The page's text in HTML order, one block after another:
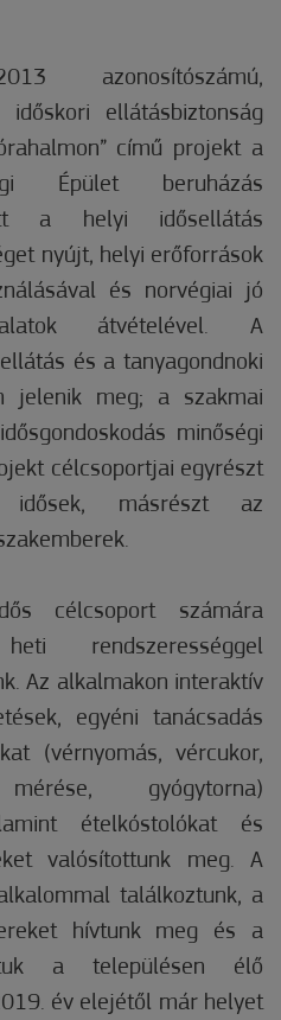
azonosítószámú,
időskori ellátásbiztonság
című projekt a
Épület beruházás
a helyi idősellátás
nyújt, helyi erőforrások
és norvégiai jó
átvételével. A
és a tanyagondnoki
jelenik meg; a szakmai
minőségi
célcsoportjai egyrészt
másrészt az
célcsoport számára
rendszerességgel
Az alkalmakon interaktív
egyéni tanácsadás
(vérnyomás, vércukor,
mérése, gyógytorna)
ételkóstolókat és
valósítottunk meg. A
találkoztunk, a
hívtunk meg és a
a településen élő
év elejétől már helyet